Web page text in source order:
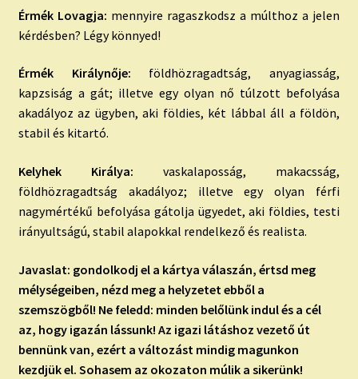
Érmék Lovagja: mennyire ragaszkodsz a múlthoz a jelen
kérdésben? Légy könnyed!
Érmék Királynője: földhözragadtság, anyagiasság,
kapzsiság a gát; illetve egy olyan nő túlzott befolyása
akadályoz az ügyben, aki földies, két lábbal áll a földön,
stabil és kitartó.
Kelyhek Királya: vaskalaposság, makacsság,
földhözragadtság akadályoz; illetve egy olyan férfi
nagymértékű befolyása gátolja ügyedet, aki földies, testi
irányultságú, stabil alapokkal rendelkező és realista.
Javaslat: gondolkodj el a kártya válaszán, értsd meg
mélységeiben, nézd meg a helyzetet ebből a
szemszögből! Ne feledd: minden belőlünk indul és a cél
az, hogy igazán lássunk! Az igazi látáshoz vezető út
bennünk van, ezért a változást mindig magunkon
kezdjük el. Sohasem az okozaton múlik a sikerünk!